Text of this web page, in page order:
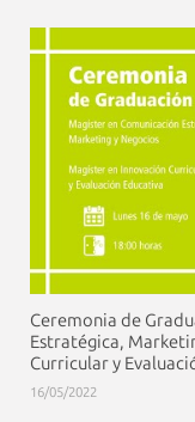
Ceremonia de
Estratégica,
Curricular y
16/05/2022